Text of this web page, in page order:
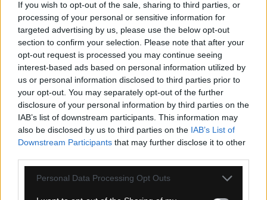
If you wish to opt-out of the sale, sharing to third parties, or
processing of your personal or sensitive information for
targeted advertising by us, please use the below opt-out
section to confirm your selection. Please note that after your
opt-out request is processed you may continue seeing
interest-based ads based on personal information utilized by
us or personal information disclosed to third parties prior to
your opt-out. You may separately opt-out of the further
disclosure of your personal information by third parties on the
IAB’s list of downstream participants. This information may
also be disclosed by us to third parties on the IAB’s List of
Downstream Participants that may further disclose it to other
Personal Data Processing Opt Outs
4-14 dní
MOC: 28,60 € 18,00 €
SPORTFUL CLASSIC MERINO PONOŽKY BLACK